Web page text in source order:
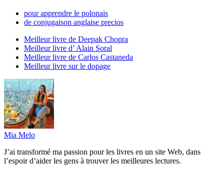
pour apprendre le polonais
de conjugaison anglaise precios
Meilleur livre de Deepak Chopra
Meilleur livre d’ Alain Soral
Meilleur livre de Carlos Castaneda
Meilleur livre sur le dopage
Mia Melo
J’ai transformé ma passion pour les livres en un site Web, dans
l’espoir d’aider les gens à trouver les meilleures lectures.